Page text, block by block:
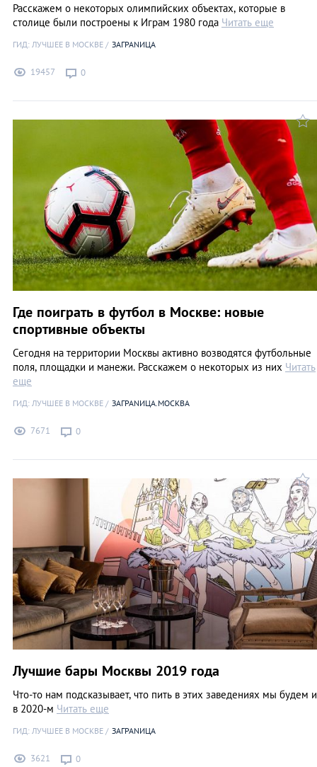
Расскажем о некоторых олимпийских объектах, которые в
столице были построены к Играм 1980 года Читать еще
ГИД: ЛУЧШЕЕ В МОСКВЕ ЗАГРАNИЦА
19457 0
Где поиграть в футбол в Москве: новые
спортивные объекты
Сегодня на территории Москвы активно возводятся футбольные
поля, площадки и манежи. Расскажем о некоторых из них Читать
еще
ГИД: ЛУЧШЕЕ В МОСКВЕ ЗАГРАNИЦА.МОСКВА
7671 0
Лучшие бары Москвы 2019 года
Что-то нам подсказывает, что пить в этих заведениях мы будем и
в 2020-м Читать еще
ГИД: ЛУЧШЕЕ В МОСКВЕ ЗАГРАNИЦА
3621 0